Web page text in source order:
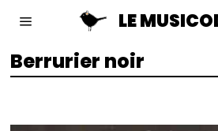
LE
Berrurier noir